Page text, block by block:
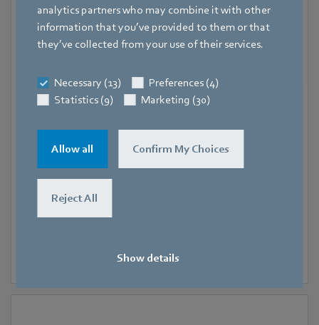
analytics partners who may combine it with other
information that you’ve provided to them or that
they’ve collected from your use of their services.
Necessary (13)
Preferences (4)
Statistics (9)
Marketing (30)
Allow all Confirm My Choices
Reject All
Show details
SIFA